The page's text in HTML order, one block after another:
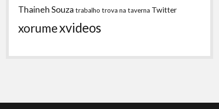
Thaineh Souza trabalho trova na taverna Twitter
xorumexvideos